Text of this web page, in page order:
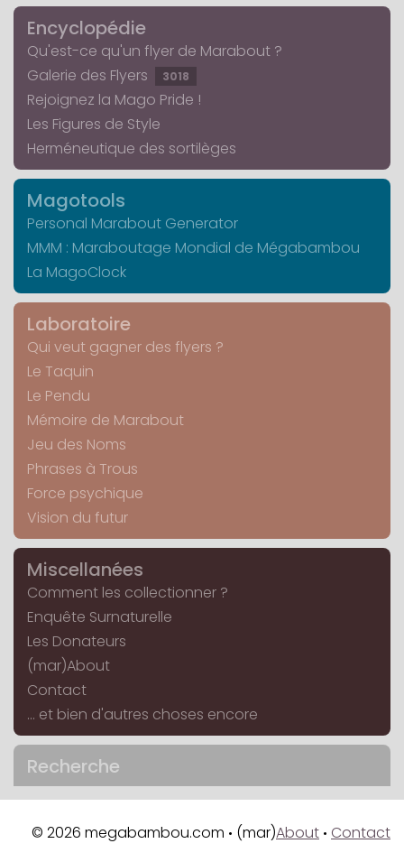
Encyclopédie
Qu'est-ce qu'un flyer de Marabout ?
Galerie des Flyers
3018
Rejoignez la Mago Pride !
Les Figures de Style
Herméneutique des sortilèges
Magotools
Personal Marabout Generator
MMM : Maraboutage Mondial de Mégabambou
La MagoClock
Laboratoire
Qui veut gagner des flyers ?
Le Taquin
Le Pendu
Mémoire de Marabout
Jeu des Noms
Phrases à Trous
Force psychique
Vision du futur
Miscellanées
Comment les collectionner ?
Enquête Surnaturelle
Les Donateurs
(mar)About
Contact
... et bien d'autres choses encore
Recherche
© 2026 megabambou.com • (mar)About • Contact